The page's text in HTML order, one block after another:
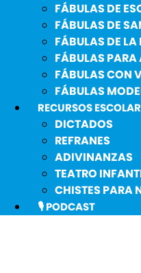
FÁBULAS DE
FÁBULAS DE
FÁBULAS DE
FÁBULAS PARA
FÁBULAS CON
FÁBULAS
RECURSOS
DICTADOS
REFRANES
ADIVINANZAS
TEATRO
CHISTES PARA
🎙️ PODCAST